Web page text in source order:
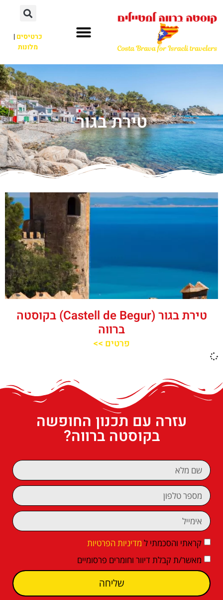
כרטיסים|
מלונות
טירת בגור
טירת בגור (Castell de Begur) בקוסטה
ברווה
פרטים >>
עזרה עם תכנון החופשה
בקוסטה ברווה?
קראתי והסכמתי ל מדיניות הפרטיות
מאשר/ת קבלת דיוור וחומרים פרסומיים
שליחה